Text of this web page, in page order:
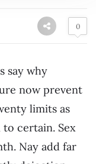
0
say why
now prevent
limits as
certain. Sex
Nay add far